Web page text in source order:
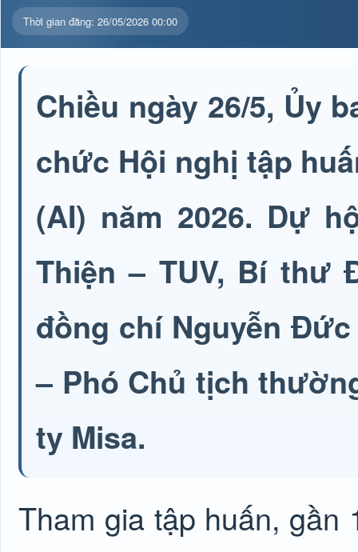
Thời gian đăng: 26/05/2026 00:00
Chiều ngày 26/5, Ủy
chức Hội nghị tập
(AI) năm 2026. Dự
Thiện – TUV, Bí thư
đồng chí Nguyễn
– Phó Chủ tịch
ty Misa.
Tham gia tập huấn,